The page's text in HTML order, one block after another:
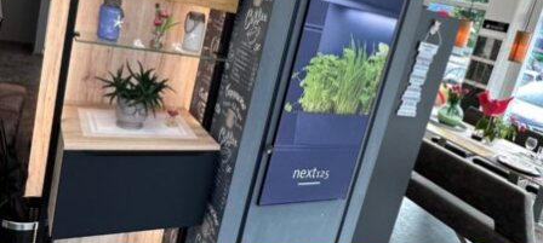
Gaderobe
SORTIMENTSWECHSEL